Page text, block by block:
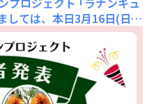
しては、本日3月16日(日)1
た ｢ラナンキュラス｣ をご
にメンション付けした方と
んにちは🌹たまがわLOOP
ラワーバトンプロジェクト